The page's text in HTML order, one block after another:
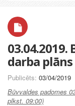
03.04.2019.
darba plāns
Publicēts: 03/04/2019
Būvvaldes padomes
plkst. 09:00)